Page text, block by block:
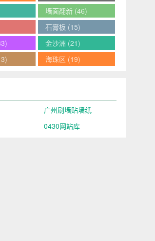
墙面翻新(46)
石膏板 (15)
金沙洲 (21)
海珠区 (19)
广州刷墙贴墙纸
0430网站库